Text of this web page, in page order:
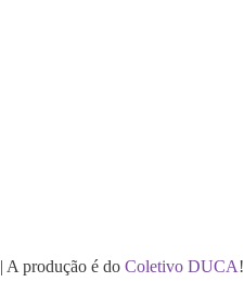
| A produção é do Coletivo DUCA!